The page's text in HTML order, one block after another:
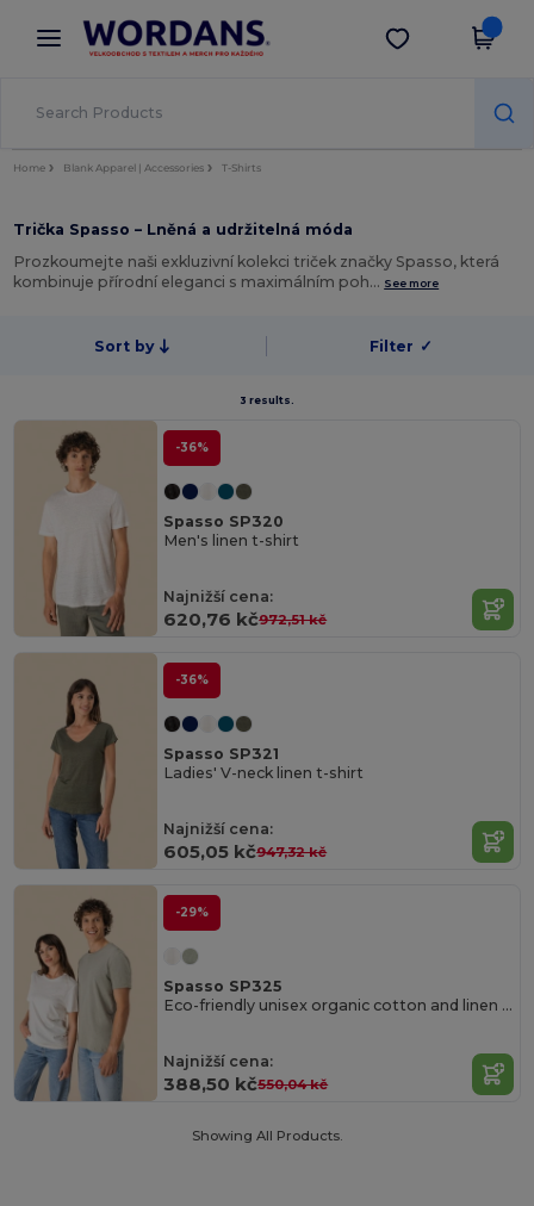
× Aplikace Wordans
Lepší ceny v aplikaci!
Stáhnout app
Home Blank Apparel | Accessories T-Shirts
Trička Spasso – Lněná a udržitelná móda
Prozkoumejte naši exkluzivní kolekci triček značky Spasso, která
kombinuje přírodní eleganci s maximálním poh… See more
Sort by Filter ✓
3 results.
-36%
Spasso SP320
Men's linen t-shirt
Najnižší cena:
620,76 kč972,51 kč
-36%
Spasso SP321
Ladies' V-neck linen t-shirt
Najnižší cena:
605,05 kč947,32 kč
-29%
Spasso SP325
Eco-friendly unisex organic cotton and linen t-shirt
Najnižší cena:
388,50 kč550,04 kč
Showing All Products.